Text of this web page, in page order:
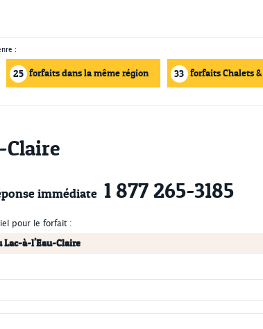
:
25 forfaits dans la même région 33 forfaits Chalets &
Claire
immédiate 1 877 265-3185
pour le forfait :
Lac-à-l'Eau-Claire